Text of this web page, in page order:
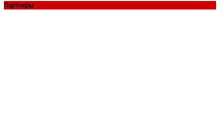
Партнеры